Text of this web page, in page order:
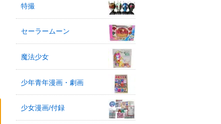
特撮
セーラームーン
魔法少女
少年青年漫画・劇画
少女漫画/付録